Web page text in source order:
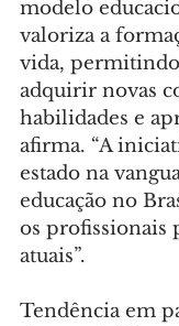
modelo
valoriza a
vida, permitindo
adquirir novas
habilidades e
afirma. “A
estado na
educação no
os profissionais
atuais”.
Tendência em